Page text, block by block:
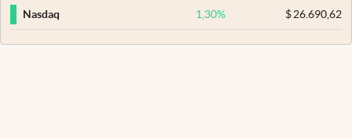
Nasdaq 1,30% $26.690,62